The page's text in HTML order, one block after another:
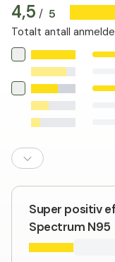
4,5 / 5
Totalt antall
Super positiv
Spectrum N95